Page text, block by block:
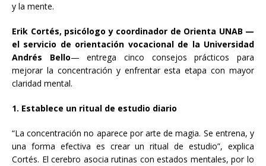
y la mente.
Erik Cortés, psicólogo y coordinador de Orienta UNAB —
el servicio de orientación vocacional de la Universidad
Andrés Bello— entrega cinco consejos prácticos para
mejorar la concentración y enfrentar esta etapa con mayor
claridad mental.
1. Establece un ritual de estudio diario
“La concentración no aparece por arte de magia. Se entrena, y
una forma efectiva es crear un ritual de estudio”, explica
Cortés. El cerebro asocia rutinas con estados mentales, por lo